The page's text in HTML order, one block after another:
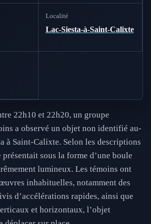
Localité
Lac-Siesta-à-Saint-Calixte
22h10 et 22h20, un groupe
a observé un objet non identifié au-
à Saint-Calixte. Selon les descriptions
sous la forme d’une boule
lumineux. Les témoins ont
inhabituelles, notamment des
d’accélérations rapides, ainsi que
et horizontaux, l’objet